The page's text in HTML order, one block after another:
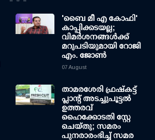
'ബൈ മീ എ കോഫി'
കാപ്പിക്കടയല്ല;
വിമര്‍ശനങ്ങള്‍ക്ക്
മറുപടിയുമായി റോജി
എം. ജോണ്‍
07 August
താമരശേരി ഫ്രഷ്കട്ട്
പ്ലാന്റ് അടച്ചുപൂട്ടൽ
ഉത്തരവ്
ഹൈക്കോടതി സ്റ്റേ
ചെയ്തു; സമരം
പുനരാരംഭിച്ച് സമര